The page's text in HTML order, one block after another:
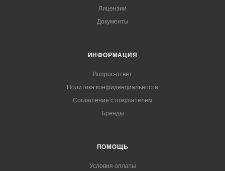
Лицензии
Документы
ИНФОРМАЦИЯ
Вопрос-ответ
Политика конфиденциальности
Соглашение с покупателем
Бренды
ПОМОЩЬ
Условия оплаты